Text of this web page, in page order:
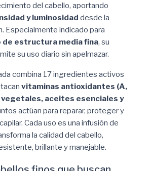
del cabello, aportando
y luminosidad desde la
Especialmente indicado para
de estructura media fina, su
su uso diario sin apelmazar.
combina 17 ingredientes activos
vitaminas antioxidantes (A,
vegetales, aceites esenciales y
actúan para reparar, proteger y
Cada uso es una infusión de
la calidad del cabello,
brillante y manejable.